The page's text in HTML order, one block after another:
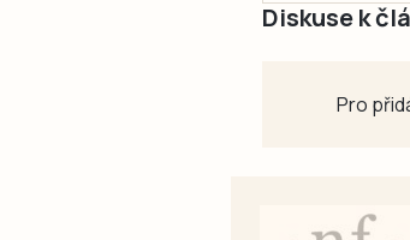
Diskuse k
Pro